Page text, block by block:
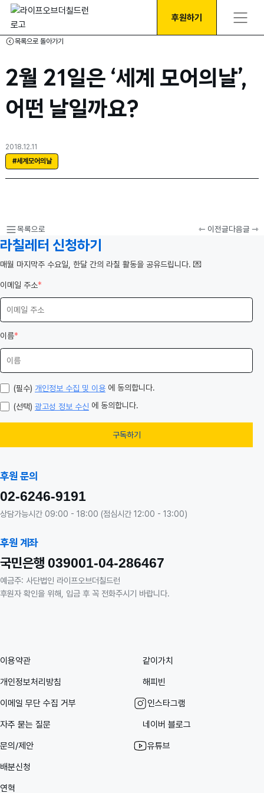
후원하기
목록으로 돌아가기
2월 21일은 ‘세계 모어의날’,
어떤 날일까요?
2018.12.11
#세계모어의날
목록으로 ⇽ 이전글다음글 ⇾
라칠레터 신청하기
️매월 마지막주 수요일, 한달 간의 라칠 활동을 공유드립니다. 💌
이메일 주소*
이름*
(필수) 개인정보 수집 및 이용 에 동의합니다.
(선택) 광고성 정보 수신 에 동의합니다.
구독하기
후원 문의
02-6246-9191
상담가능시간 09:00 - 18:00 (점심시간 12:00 - 13:00)
후원 계좌
국민은행 039001-04-286467
예금주: 사단법인 라이프오브더칠드런
후원자 확인을 위해, 입금 후 꼭 전화주시기 바랍니다.
이용약관
개인정보처리방침
이메일 무단 수집 거부
자주 묻는 질문
문의/제안
배분신청
연혁
같이가치
해피빈
인스타그램
네이버 블로그
유튜브